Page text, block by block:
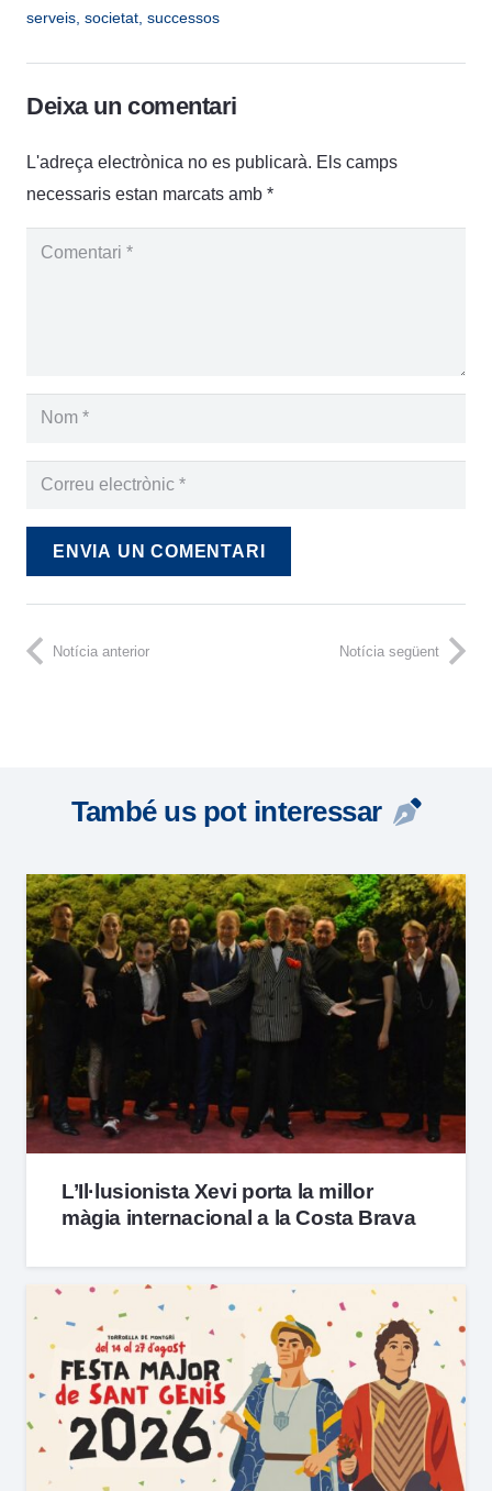
serveis, societat, successos
Deixa un comentari
L'adreça electrònica no es publicarà. Els camps
necessaris estan marcats amb *
ENVIA UN COMENTARI
Notícia anterior Notícia següent
També us pot interessar
L’Il·lusionista Xevi porta la millor
màgia internacional a la Costa Brava